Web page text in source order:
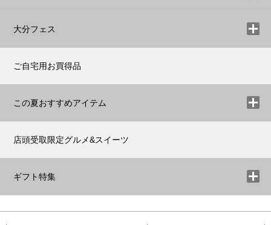
大分フェス
ご自宅用お買得品
この夏おすすめアイテム
店頭受取限定グルメ&スイーツ
ギフト特集